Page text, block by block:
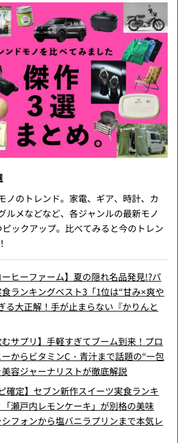
ノのトレンド。家電、ギア、時計、カ
ルメなどなど、各ジャンルの最新モノ
ックアップ。比べてみると今のトレン
ーヒーファーム】夏の隠れ名品発見!?パ
ランキングベスト3「1位は“甘み×爽や
る大正解！手が止まらない『かりんと
むサプリ】手軽すぎてブーム到来！プロ
からビタミンC・青汁まで話題の“一包
容ジャーナリストが徹底解説
確定】セブン新作スイーツ実食ランキ
「瀬戸内レモンケーキ」が別格の美味
フォンから塩バニラプリンまで本気レ